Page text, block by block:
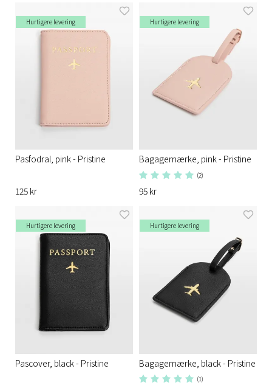
Hurtigere levering
Pasfodral, pink - Pristine
125 kr
Hurtigere levering
Bagagemærke, pink - Pristine
(2)
95 kr
Hurtigere levering
Pascover, black - Pristine
Hurtigere levering
Bagagemærke, black - Pristine
(1)